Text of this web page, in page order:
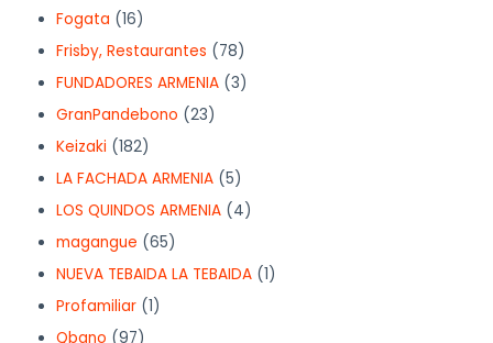
Fogata (16)
Frisby, Restaurantes (78)
FUNDADORES ARMENIA (3)
GranPandebono (23)
Keizaki (182)
LA FACHADA ARMENIA (5)
LOS QUINDOS ARMENIA (4)
magangue (65)
NUEVA TEBAIDA LA TEBAIDA (1)
Profamiliar (1)
Qbano (97)